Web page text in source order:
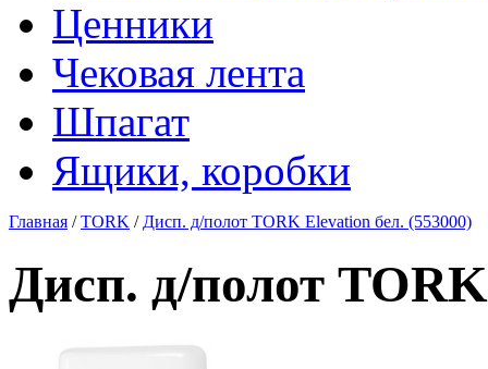
Ценники
Чековая лента
Шпагат
Ящики, коробки
Главная /TORK / Дисп. д/полот TORK Elevation бел. (553000)
Дисп. д/полот